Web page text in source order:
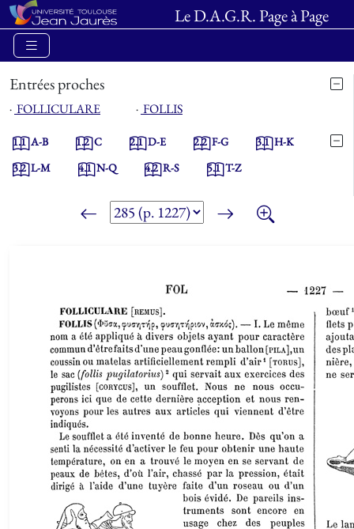
Le D.A.G.R. Page à Page
Entrées proches
⋅ FOLLICULARE ⋅ FOLLIS
1.1A-B 1.2C 2.1D-E 2.2F-G 3.1H-K
3.2L-M 4.1N-Q 4.2R-S 5.1T-Z